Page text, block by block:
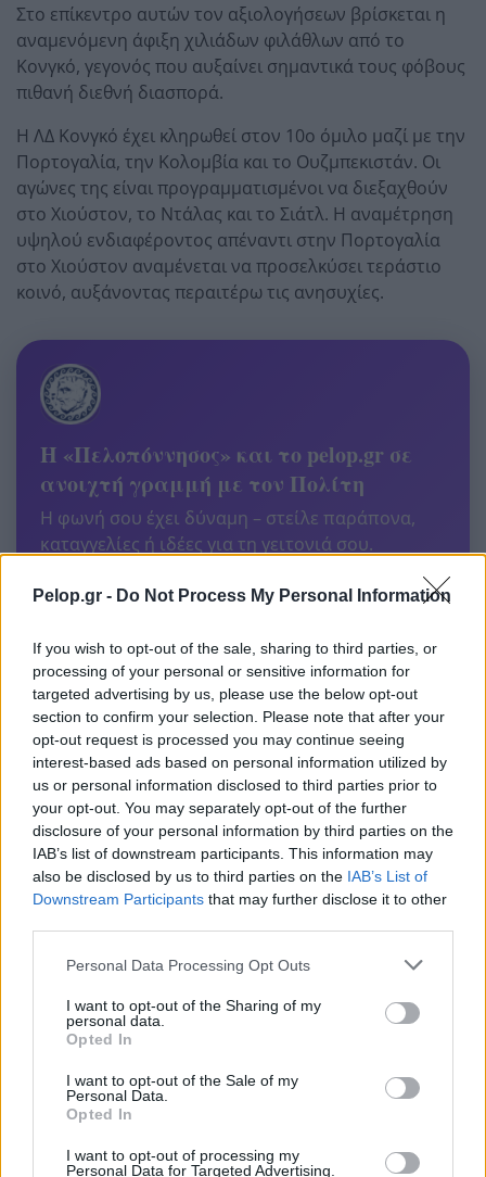
Pelop.gr - Do Not Process My Personal Information
If you wish to opt-out of the sale, sharing to third parties, or
processing of your personal or sensitive information for
targeted advertising by us, please use the below opt-out
section to confirm your selection. Please note that after your
opt-out request is processed you may continue seeing
interest-based ads based on personal information utilized by
us or personal information disclosed to third parties prior to
your opt-out. You may separately opt-out of the further
disclosure of your personal information by third parties on the
IAB’s list of downstream participants. This information may
also be disclosed by us to third parties on the IAB’s List of
Downstream Participants that may further disclose it to other
Please note that this website/app uses one or more Google
not limited to your visit or usage behaviour. You may click to
grant or deny consent to Google and its third-party tags to
use your data for below specified purposes in below Google
consent section.
Personal Data Processing Opt Outs
I want to opt-out of the Sharing of my
personal data.
Opted In
I want to opt-out of the Sale of my
Personal Data.
Opted In
I want to opt-out of processing my
Personal Data for Targeted Advertising.
Στο επίκεντρο αυτών τον αξιολογήσεων βρίσκεται η
αναμενόμενη άφιξη χιλιάδων φιλάθλων από το
Κονγκό, γεγονός που αυξαίνει σημαντικά τους φόβους
πιθανή διεθνή διασπορά.
Η ΛΔ Κονγκό έχει κληρωθεί στον 10ο όμιλο μαζί με την
Πορτογαλία, την Κολομβία και το Ουζμπεκιστάν. Οι
αγώνες της είναι προγραμματισμένοι να διεξαχθούν
στο Χιούστον, το Ντάλας και το Σιάτλ. Η αναμέτρηση
υψηλού ενδιαφέροντος απέναντι στην Πορτογαλία
στο Χιούστον αναμένεται να προσελκύσει τεράστιο
κοινό, αυξάνοντας περαιτέρω τις ανησυχίες.
Η «Πελοπόννησος» και το pelop.gr σε
ανοιχτή γραμμή με τον Πολίτη
Η φωνή σου έχει δύναμη – στείλε παράπονα,
καταγγελίες ή ιδέες για τη γειτονιά σου.
Viber: +306909196125
Στείλε μήνυμα στο Viber
Ακολουθήστε μας για όλες τιςειδήσειςστο Bing News
και το Google News